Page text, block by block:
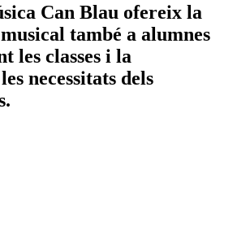
Can Blau ofereix la
també a alumnes
les classes i la
necessitats dels